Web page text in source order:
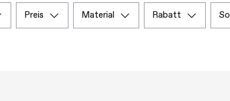
preis material rabatt